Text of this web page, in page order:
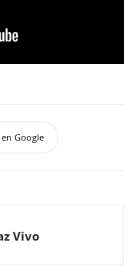
Google
Vivo